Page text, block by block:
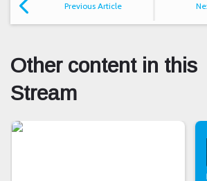
Previous Article
Other content in this
Stream